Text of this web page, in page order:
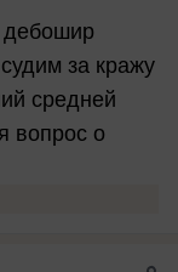
дебошир
за кражу
средней
вопрос о